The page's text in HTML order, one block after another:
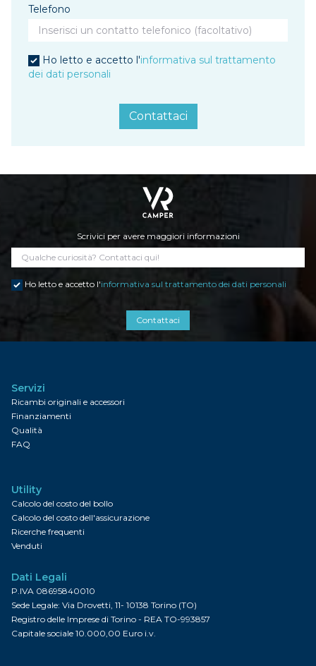
Telefono
Ho letto e accetto l'informativa sul trattamento
dei dati personali
Contattaci
Scrivici per avere maggiori informazioni
Ho letto e accetto l'informativa sul trattamento dei dati personali
Contattaci
Servizi
Ricambi originali e accessori
Finanziamenti
Qualità
FAQ
Utility
Calcolo del costo del bollo
Calcolo del costo dell'assicurazione
Ricerche frequenti
Venduti
Dati Legali
P.IVA 08695840010
Sede Legale: Via Drovetti, 11- 10138 Torino (TO)
Registro delle Imprese di Torino - REA TO-993857
Capitale sociale 10.000,00 Euro i.v.